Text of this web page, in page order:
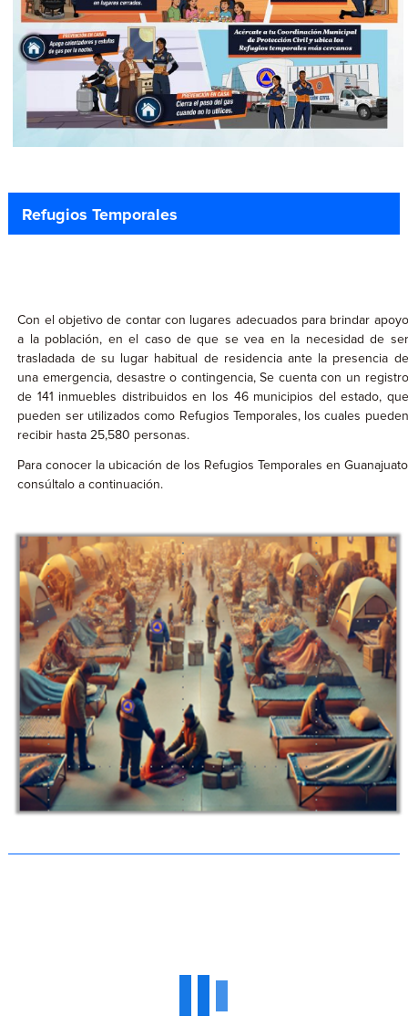
Refugios Temporales
Con el objetivo de contar con lugares adecuados para brindar apoyo
a la población, en el caso de que se vea en la necesidad de ser
trasladada de su lugar habitual de residencia ante la presencia de
una emergencia, desastre o contingencia, Se cuenta con un registro
de 141 inmuebles distribuidos en los 46 municipios del estado, que
pueden ser utilizados como Refugios Temporales, los cuales pueden
recibir hasta 25,580 personas.
Para conocer la ubicación de los Refugios Temporales en Guanajuato
consúltalo a continuación.